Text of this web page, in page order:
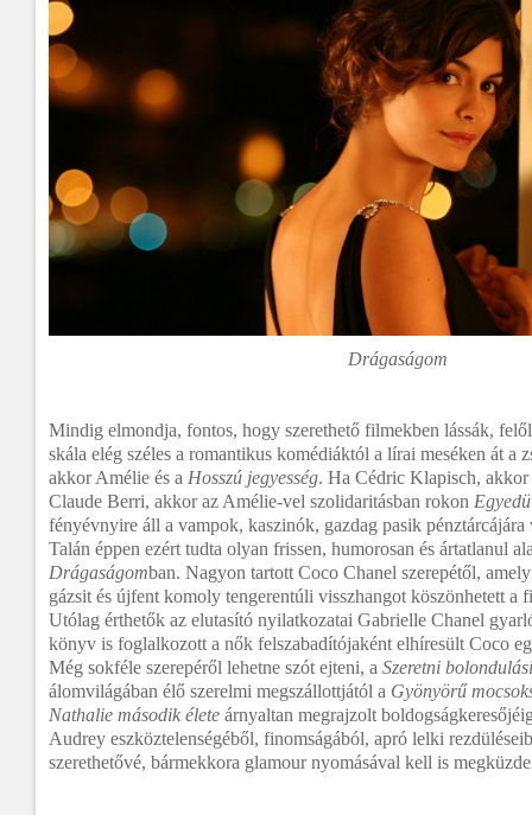
Drágaságom
Mindig elmondja, fontos, hogy szerethető filmekben lássák,
skála elég széles a romantikus komédiáktól a lírai meséken át a
akkor Amélie és a Hosszú jegyesség. Ha Cédric Klapisch,
Claude Berri, akkor az Amélie-vel szolidaritásban rokon
fényévnyire áll a vampok, kaszinók, gazdag pasik
Talán éppen ezért tudta olyan frissen, humorosan és ártatlanul
Drágaságomban. Nagyon tartott Coco Chanel szerepétől,
gázsit és újfent komoly tengerentúli visszhangot köszönhetett a
Utólag érthetők az elutasító nyilatkozatai Gabrielle Chanel
könyv is foglalkozott a nők felszabadítójaként elhíresült Coco
Még sokféle szerepéről lehetne szót ejteni, a Szeretni
álomvilágában élő szerelmi megszállottjától a Gyönyörű
Nathalie második élete árnyaltan megrajzolt
Audrey eszköztelenségéből, finomságából, apró lelki
szerethetővé, bármekkora glamour nyomásával kell is